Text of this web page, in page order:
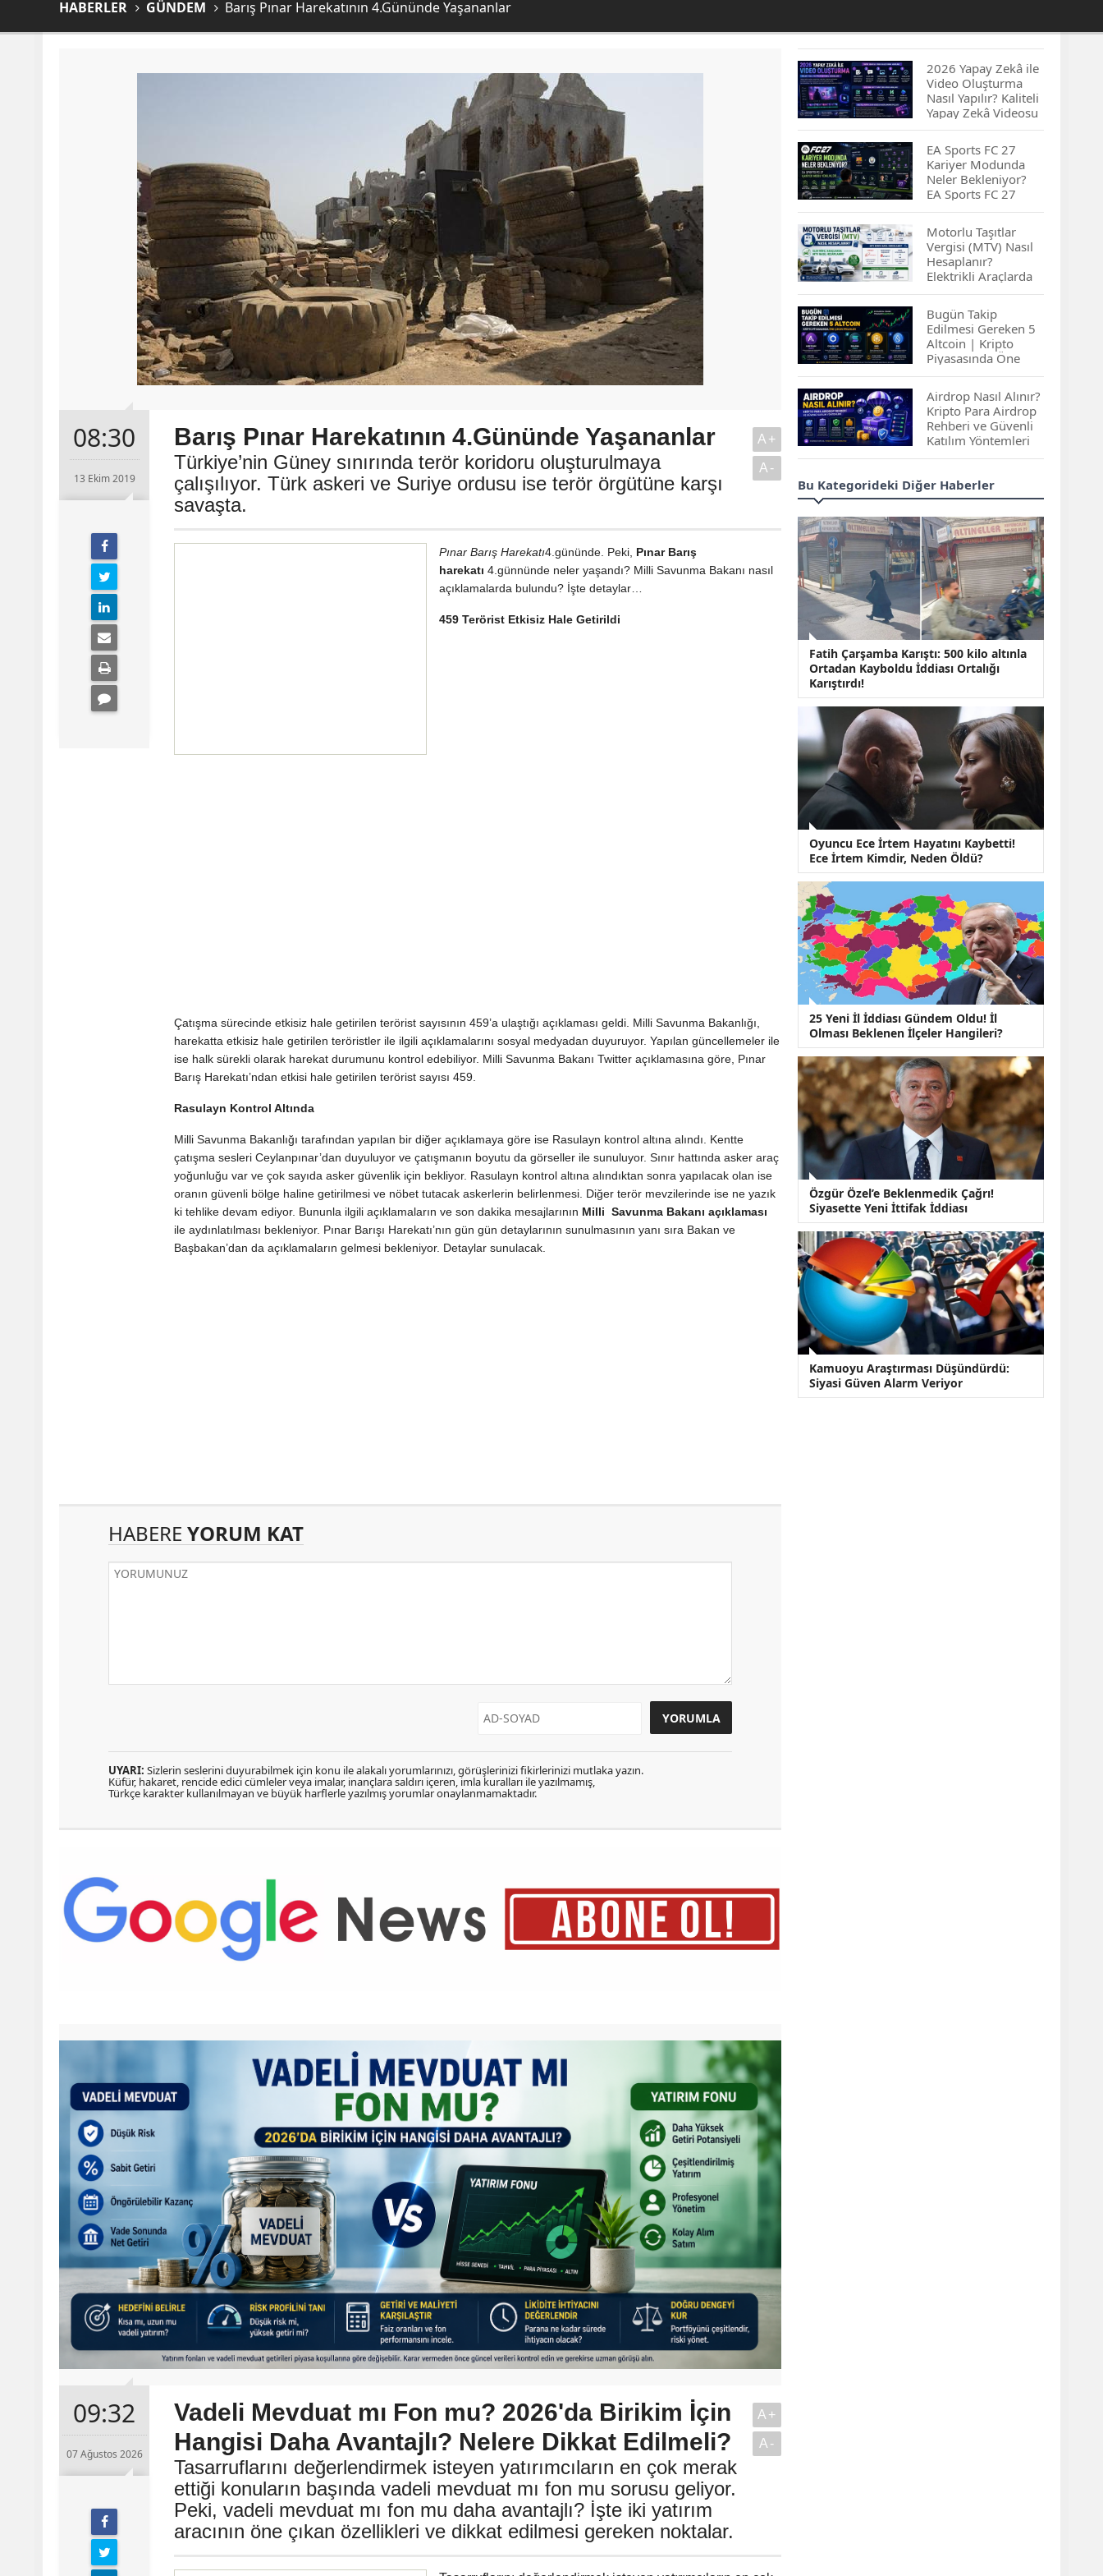
HABERLER GÜNDEM Barış Pınar Harekatının 4.Gününde Yaşananlar
08:30
13 Ekim 2019
Barış Pınar Harekatının 4.Gününde Yaşananlar
Türkiye’nin Güney sınırında terör koridoru oluşturulmaya
çalışılıyor. Türk askeri ve Suriye ordusu ise terör örgütüne karşı
savaşta.
A+
A-
Pınar Barış Harekatı4.gününde. Peki, Pınar Barış
harekatı 4.günnünde neler yaşandı? Milli Savunma Bakanı nasıl
açıklamalarda bulundu? İşte detaylar…
459 Terörist Etkisiz Hale Getirildi
Çatışma sürecinde etkisiz hale getirilen terörist sayısının 459’a ulaştığı açıklaması geldi. Milli Savunma Bakanlığı,
harekatta etkisiz hale getirilen teröristler ile ilgili açıklamalarını sosyal medyadan duyuruyor. Yapılan güncellemeler ile
ise halk sürekli olarak harekat durumunu kontrol edebiliyor. Milli Savunma Bakanı Twitter açıklamasına göre, Pınar
Barış Harekatı’ndan etkisi hale getirilen terörist sayısı 459.
Rasulayn Kontrol Altında
Milli Savunma Bakanlığı tarafından yapılan bir diğer açıklamaya göre ise Rasulayn kontrol altına alındı. Kentte
çatışma sesleri Ceylanpınar’dan duyuluyor ve çatışmanın boyutu da görseller ile sunuluyor. Sınır hattında asker araç
yoğunluğu var ve çok sayıda asker güvenlik için bekliyor. Rasulayn kontrol altına alındıktan sonra yapılacak olan ise
oranın güvenli bölge haline getirilmesi ve nöbet tutacak askerlerin belirlenmesi. Diğer terör mevzilerinde ise ne yazık
ki tehlike devam ediyor. Bununla ilgili açıklamaların ve son dakika mesajlarının Milli Savunma Bakanı açıklaması
ile aydınlatılması bekleniyor. Pınar Barışı Harekatı’nın gün gün detaylarının sunulmasının yanı sıra Bakan ve
Başbakan’dan da açıklamaların gelmesi bekleniyor. Detaylar sunulacak.
HABERE YORUM KAT
UYARI: Sizlerin seslerini duyurabilmek için konu ile alakalı yorumlarınızı, görüşlerinizi fikirlerinizi mutlaka yazın.
Küfür, hakaret, rencide edici cümleler veya imalar, inançlara saldırı içeren, imla kuralları ile yazılmamış,
Türkçe karakter kullanılmayan ve büyük harflerle yazılmış yorumlar onaylanmamaktadır.
09:32
07 Ağustos 2026
Vadeli Mevduat mı Fon mu? 2026'da Birikim İçin
Hangisi Daha Avantajlı? Nelere Dikkat Edilmeli?
Tasarruflarını değerlendirmek isteyen yatırımcıların en çok merak
ettiği konuların başında vadeli mevduat mı fon mu sorusu geliyor.
Peki, vadeli mevduat mı fon mu daha avantajlı? İşte iki yatırım
aracının öne çıkan özellikleri ve dikkat edilmesi gereken noktalar.
A+
A-
2026 Yapay Zekâ ile
Video Oluşturma
Nasıl Yapılır? Kaliteli
Yapay Zekâ Videosu
Hazırlamanın
İpuçları...
EA Sports FC 27
Kariyer Modunda
Neler Bekleniyor?
EA Sports FC 27
Kariyer Modu
Yenilikleri…
Motorlu Taşıtlar
Vergisi (MTV) Nasıl
Hesaplanır?
Elektrikli Araçlarda
MTV Nasıl
Hesaplanır? MTV
Borcu Nasıl
Sorgulanır?
Bugün Takip
Edilmesi Gereken 5
Altcoin | Kripto
Piyasasında Öne
Çıkan Projeler
Airdrop Nasıl Alınır?
Kripto Para Airdrop
Rehberi ve Güvenli
Katılım Yöntemleri
Spot ve Vadeli İşlem
Arasındaki Farklar |
İçin Daha Uygun?
ABD-İran Anlaşması
Sonrası Altın Rekora
Koştu, Petrol
Fiyatları Sert Düştü
Temmuz 2026 Maaş
Zammı Netleşiyor!
Memur, Emekli ve
Yeni Oranlar
KOSGEB’den
KOBİ’lere Dev
Finansman Hamlesi:
36 Ay Vadeli 30
Milyon TL Destek
Emekli Maaşlarında
Temmuz Hesabı:
Zam Oranı ve Taban
Aylık İçin Yeni
Senaryolar
Bu Kategorideki Diğer Haberler
Fatih Çarşamba Karıştı: 500 kilo altınla
Ortadan Kayboldu İddiası Ortalığı
Karıştırdı!
Oyuncu Ece İrtem Hayatını Kaybetti!
Ece İrtem Kimdir, Neden Öldü?
25 Yeni İl İddiası Gündem Oldu! İl
Olması Beklenen İlçeler Hangileri?
Özgür Özel’e Beklenmedik Çağrı!
Siyasette Yeni İttifak İddiası
Kamuoyu Araştırması Düşündürdü:
Siyasi Güven Alarm Veriyor